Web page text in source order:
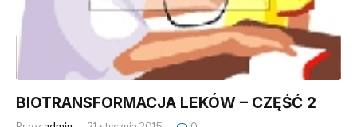
BIOTRANSFORMACJA LEKÓW – CZĘŚĆ 2